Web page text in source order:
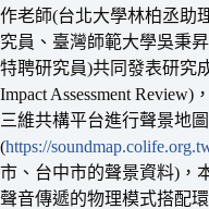
作老師(台北大學林柏丞助
究員、臺灣師範大學吳秉
特聘研究員)共同發表研究
Impact Assessment
三維共構平台進行聲景地
(https://
市、台中市的聲景資料)，
聲音傳遞的物理模式搭配